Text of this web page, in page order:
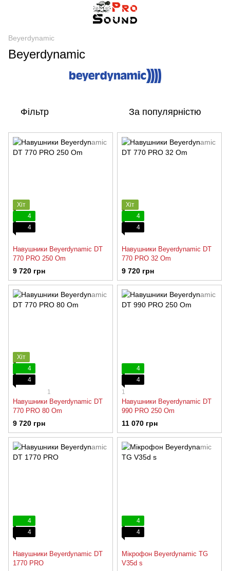
Beyerdynamic
Beyerdynamic
Фільтр За популярністю
Хіт
4
4
Навушники Beyerdynamic DT
770 PRO 250 Om
9 720 грн
Хіт
4
4
Навушники Beyerdynamic DT
770 PRO 32 Om
9 720 грн
Хіт
4
4
1
Навушники Beyerdynamic DT
770 PRO 80 Om
9 720 грн
4
4
1
Навушники Beyerdynamic DT
990 PRO 250 Om
11 070 грн
4
4
Навушники Beyerdynamic DT
1770 PRO
4
4
Мікрофон Beyerdynamic TG
V35d s